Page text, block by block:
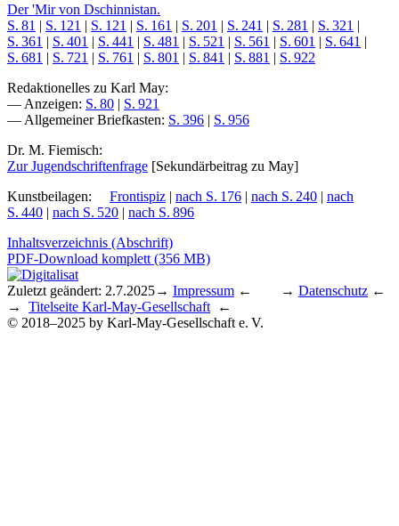
Der 'Mir von Dschinnistan.
S. 81 | S. 121 | S. 121 | S. 161 | S. 201 | S. 241 | S. 281 | S. 321 |
S. 361 | S. 401 | S. 441 | S. 481 | S. 521 | S. 561 | S. 601 | S. 641 |
S. 681 | S. 721 | S. 761 | S. 801 | S. 841 | S. 881 | S. 922
Redaktionelles zu Karl May:
— Anzeigen: S. 80 | S. 921
— Allgemeiner Briefkasten: S. 396 | S. 956
Dr. M. Fiemisch:
Zur Ju­gend­schrif­ten­fra­ge [Se­kun­där­bei­trag zu May]
Kunstbeilagen: Frontispiz | nach S. 176 | nach S. 240 | nach
S. 440 | nach S. 520 | nach S. 896
Inhaltsverzeichnis (Abschrift)
PDF-Download komplett (356 MB)
Zuletzt geändert: 2.7.2025→ Impressum ← → Datenschutz ←
→ Titelseite Karl-May-Gesellschaft ←
© 2018–2025 by Karl-May-Gesellschaft e. V.